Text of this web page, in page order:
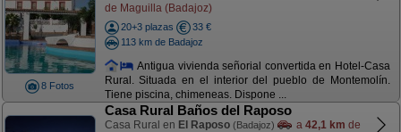
8 Fotos
de Maguilla (Badajoz)
20+3 plazas
33 €
113 km de Badajoz
Antigua vivienda señorial convertida en Hotel-Casa
Rural. Situada en el interior del pueblo de Montemolín.
Tiene piscina, chimeneas. Dispone ...
Casa Rural Baños del Raposo
Casa Rural en El Raposo (Badajoz) a 42,1 km de